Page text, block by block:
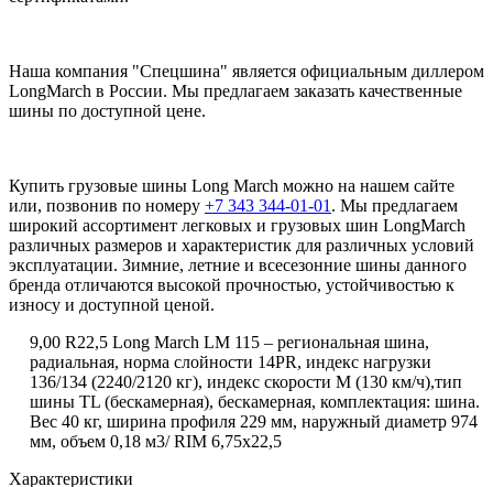
Наша компания "Спецшина" является официальным диллером
LongMarch в России. Мы предлагаем заказать качественные
шины по доступной цене.
Купить грузовые шины Long March можно на нашем сайте
или, позвонив по номеру +7 343 344-01-01 . Мы предлагаем
широкий ассортимент легковых и грузовых шин LongMarch
различных размеров и характеристик для различных условий
эксплуатации. Зимние, летние и всесезонние шины данного
бренда отличаются высокой прочностью, устойчивостью к
износу и доступной ценой.
9,00 R22,5 Long March LM 115 – региональная шина,
радиальная, норма слойности 14PR, индекс нагрузки
136/134 (2240/2120 кг), индекс скорости М (130 км/ч),тип
шины TL (бескамерная), бескамерная, комплектация: шина.
Вес 40 кг, ширина профиля 229 мм, наружный диаметр 974
мм, объем 0,18 м3/RIM6,75х22,5
Характеристики